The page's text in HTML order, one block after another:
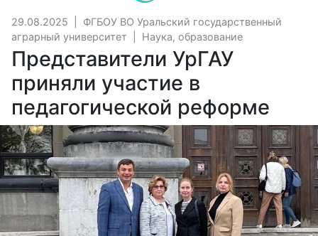
29.08.2025
ФГБОУ ВО Уральский государственный
аграрный университет
Наука, образование
Представители УрГАУ
приняли участие в
педагогической реформе